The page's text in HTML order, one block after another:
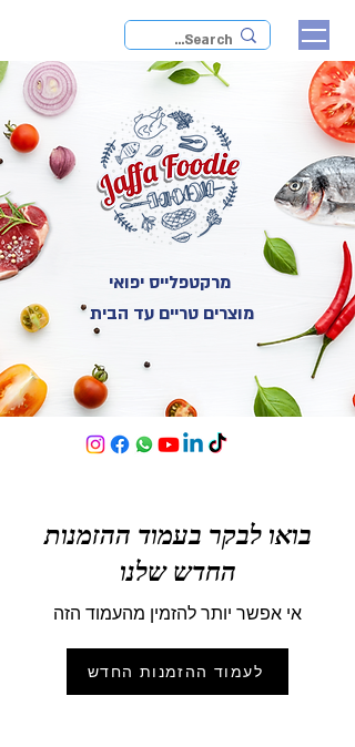
מוצרים טריים עד הבית
בואו לבקר בעמוד ההזמנות
החדש שלנו
אי אפשר יותר להזמין מהעמוד הזה
לעמוד ההזמנות החדש